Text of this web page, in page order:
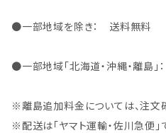
●一部地域を除き： 送料無料
●一部地域「北海道・沖縄・離島
※離島追加料金については、注文
※配送は「ヤマト運輸・佐川急便